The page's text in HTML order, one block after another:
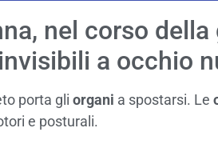
nel corso
a occhio
porta gli organi a spostarsi. Le
e posturali.